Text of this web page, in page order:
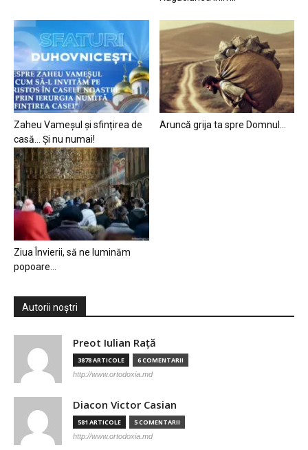
Zaheu Vameșul și sfințirea de
casă… Și nu numai!
Aruncă grija ta spre Domnul…
Ziua Învierii, să ne luminăm
popoare…
Autorii noștri
Preot Iulian Raţă
3878 ARTICOLE 6 COMENTARII
http://www.ortodoxia.md
Diacon Victor Casian
581 ARTICOLE 5 COMENTARII
http://www.ortodoxia.md